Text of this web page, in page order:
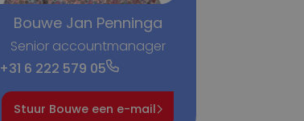
Bouwe Jan Penninga
Senior accountmanager
+31 6 222 579 05
Stuur Bouwe een e-mail